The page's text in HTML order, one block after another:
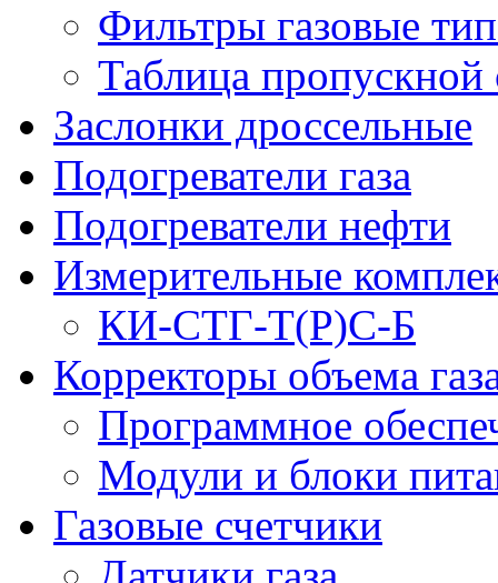
Фильтры газовые
Таблица пропускной
Заслонки дроссельные
Подогреватели газа
Подогреватели нефти
Измерительные
КИ-СТГ-Т(Р)С-Б
Корректоры объема
Программное
Модули и блоки
Газовые счетчики